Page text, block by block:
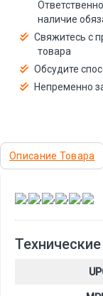
наличие
Свяжитесь с
товара
Обсудите
Непременно
Описание Товара
, , , , ,